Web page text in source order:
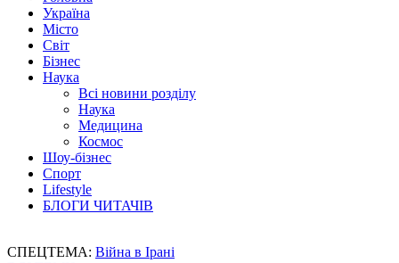
Україна
Місто
Світ
Бізнес
Наука
Всі новини розділу
Наука
Медицина
Космос
Шоу-бізнес
Спорт
Lifestyle
БЛОГИ ЧИТАЧІВ
СПЕЦТЕМА: Війна в Ірані